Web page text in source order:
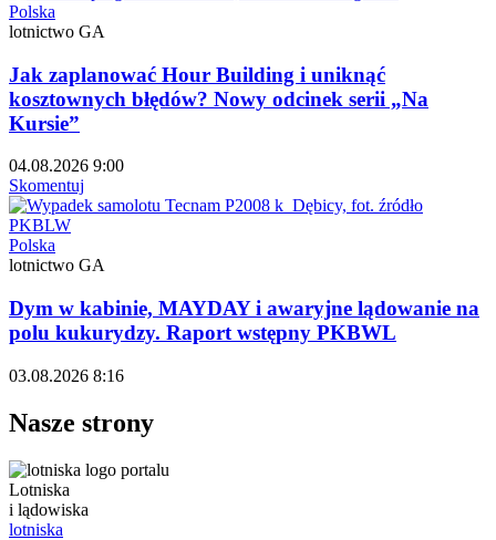
Polska
lotnictwo GA
Jak zaplanować Hour Building i uniknąć
kosztownych błędów? Nowy odcinek serii „Na
Kursie”
04.08.2026 9:00
Skomentuj
Polska
lotnictwo GA
Dym w kabinie, MAYDAY i awaryjne lądowanie na
polu kukurydzy. Raport wstępny PKBWL
03.08.2026 8:16
Nasze strony
Lotniska
i lądowiska
lotniska